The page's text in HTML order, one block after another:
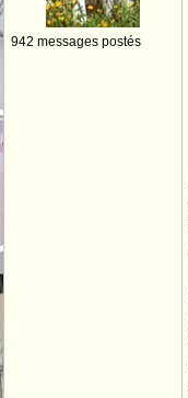
942 messages postés